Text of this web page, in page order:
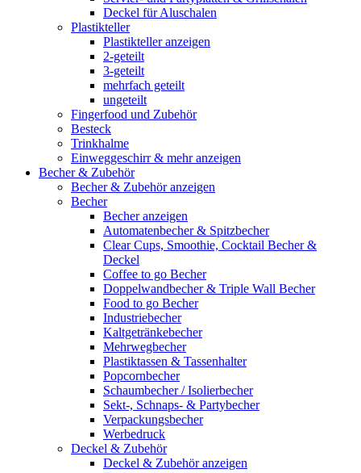
Deckel für Aluschalen
Plastikteller
Plastikteller anzeigen
2-geteilt
3-geteilt
mehrfach geteilt
ungeteilt
Fingerfood und Zubehör
Besteck
Trinkhalme
Einweggeschirr & mehr anzeigen
Becher & Zubehör
Becher & Zubehör anzeigen
Becher
Becher anzeigen
Automatenbecher & Spitzbecher
Clear Cups, Smoothie, Cocktail Becher &
Deckel
Coffee to go Becher
Doppelwandbecher & Triple Wall Becher
Food to go Becher
Industriebecher
Kaltgetränkebecher
Mehrwegbecher
Plastiktassen & Tassenhalter
Popcornbecher
Schaumbecher / Isolierbecher
Sekt-, Schnaps- & Partybecher
Verpackungsbecher
Werbedruck
Deckel & Zubehör
Deckel & Zubehör anzeigen